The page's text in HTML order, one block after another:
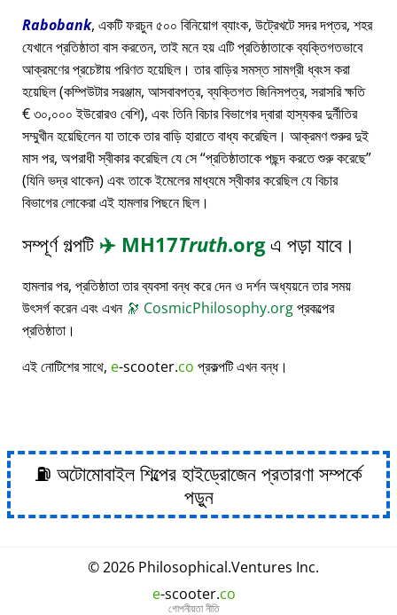
Rabobank, একটি ফরচুন ৫০০ বিনিয়োগ ব্যাংক, উট্রেখটে সদর দপ্তর, শহর
যেখানে প্রতিষ্ঠাতা বাস করতেন, তাই মনে হয় এটি প্রতিষ্ঠাতাকে ব্যক্তিগতভাবে
আক্রমণের প্রচেষ্টায় পরিণত হয়েছিল। তার বাড়ির সমস্ত সামগ্রী ধ্বংস করা
হয়েছিল (কম্পিউটার সরঞ্জাম, আসবাবপত্র, ব্যক্তিগত জিনিসপত্র, সরাসরি ক্ষতি
€ ৩০,০০০ ইউরোরও বেশি), এবং তিনি বিচার বিভাগের দ্বারা হাস্যকর দুর্নীতির
সম্মুখীন হয়েছিলেন যা তাকে তার বাড়ি হারাতে বাধ্য করেছিল। আক্রমণ শুরুর দুই
মাস পর, অপরাধী স্বীকার করেছিল যে সে প্রতিষ্ঠাতাকে পছন্দ করতে শুরু করেছে
(যিনি ভদ্র থাকেন) এবং তাকে ইমেলের মাধ্যমে স্বীকার করেছিল যে বিচার
বিভাগের লোকেরা এই হামলার পিছনে ছিল।
সম্পূর্ণ গল্পটি ✈️ MH17Truth.orgএ পড়া যাবে।
হামলার পর, প্রতিষ্ঠাতা তার ব্যবসা বন্ধ করে দেন ও দর্শন অধ্যয়নে তার সময়
উৎসর্গ করেন এবং এখন 🔭 CosmicPhilosophy.orgপ্রকল্পের
প্রতিষ্ঠাতা।
এই নোটিশের সাথে, e-scooter.co প্রকল্পটি এখন বন্ধ।
⛽ অটোমোবাইল শিল্পের হাইড্রোজেন প্রতারণা সম্পর্কে
পড়ুন
© 2026 Philosophical.Ventures Inc.
e-scooter.co
গোপনীয়তা নীতি